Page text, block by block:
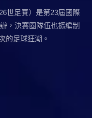
世足賽）是第23屆國際
，決賽圈隊伍也擴編制
的足球狂潮。